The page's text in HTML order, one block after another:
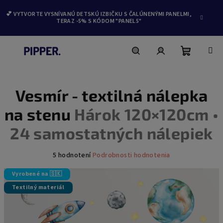
obsah
💕 VYTVORTE VYSNÍVANÚ DETSKÚ IZBIČKU S ČALÚNENÝMI PANELMI,
TERAZ -5% S KÓDOM "PANEL5"
košík
Vesmír - textilná nálepka
na stenu Hárok 120×120cm •
24 samostatných nálepiek
produktu
je
5,0
5 hodnoteníPodrobnosti hodnotenia
Vyrobené na 🇸🇰
Textilný materiál